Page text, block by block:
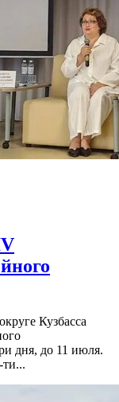
Кузбасса
дня, до 11 июля.